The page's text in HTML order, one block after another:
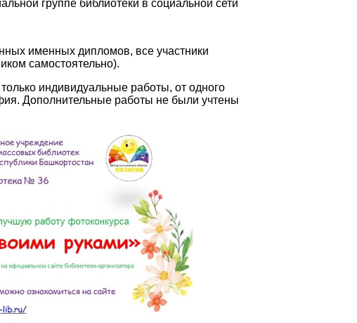
группе библиотеки в социальной сети
именных дипломов, все участники
самостоятельно).
индивидуальные работы, от одного
Дополнительные работы не были учтены